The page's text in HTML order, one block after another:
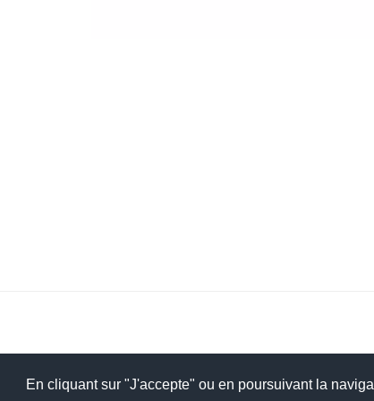
En cliquant sur "J'accepte" ou en poursuivant la